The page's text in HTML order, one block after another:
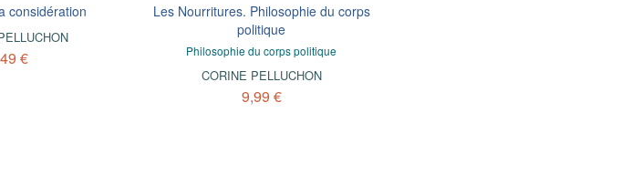
considération
€
Les Nourritures. Philosophie du corps
politique
Philosophie du corps politique
CORINE PELLUCHON
9,99 €